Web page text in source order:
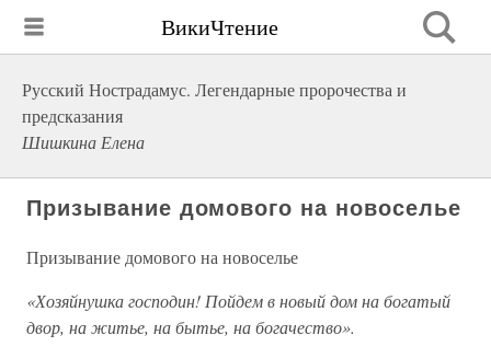
ВикиЧтение
Русский Нострадамус. Легендарные пророчества и
предсказания
Шишкина Елена
Призывание домового на новоселье
Призывание домового на новоселье
«Хозяйнушка господин! Пойдем в новый дом на богатый
двор, на житье, на бытье, на богачество».